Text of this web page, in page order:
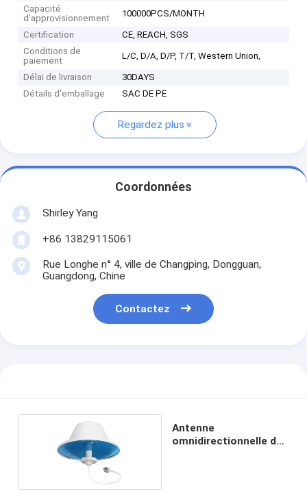
Capacité
d'approvisionnement
100000PCS/MONTH
Certification
CE, REACH, SGS
Conditions de
paiement
L/C, D/A, D/P, T/T, Western Union,
Délai de livraison
30DAYS
Détails d'emballage
SAC DE PE
Regardez plus
Coordonnées
Shirley Yang
+86 13829115061
Rue Longhe n° 4, ville de Changping, Dongguan,
Guangdong, Chine
Contactez
Antenne
omnidirectionnelle du